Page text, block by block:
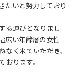
たいと努力しており
る運びとなりまし
広い年齢層の女性
く来ていただき、
ります。